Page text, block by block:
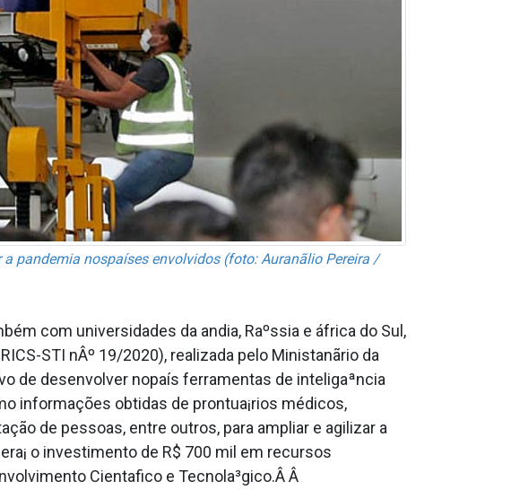
pandemia nospaíses envolvidos (foto: Auranãlio Pereira /
com universidades da andia, Raºssia e áfrica do Sul,
STI nÂº 19/2020), realizada pelo Ministanãrio da
de desenvolver nopaís ferramentas de inteligaªncia
informações obtidas de prontua¡rios médicos,
de pessoas, entre outros, para ampliar e agilizar a
o investimento de R$ 700 mil em recursos
Cienta­fico e Tecnola³gico.Â Â